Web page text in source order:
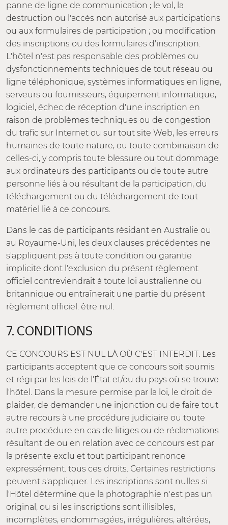
panne de ligne de communication ; le vol, la
destruction ou l'accès non autorisé aux participations
ou aux formulaires de participation ; ou modification
des inscriptions ou des formulaires d'inscription.
L'hôtel n'est pas responsable des problèmes ou
dysfonctionnements techniques de tout réseau ou
ligne téléphonique, systèmes informatiques en ligne,
serveurs ou fournisseurs, équipement informatique,
logiciel, échec de réception d'une inscription en
raison de problèmes techniques ou de congestion
du trafic sur Internet ou sur tout site Web, les erreurs
humaines de toute nature, ou toute combinaison de
celles-ci, y compris toute blessure ou tout dommage
aux ordinateurs des participants ou de toute autre
personne liés à ou résultant de la participation, du
téléchargement ou du téléchargement de tout
matériel lié à ce concours.
Dans le cas de participants résidant en Australie ou
au Royaume-Uni, les deux clauses précédentes ne
s'appliquent pas à toute condition ou garantie
implicite dont l'exclusion du présent règlement
officiel contreviendrait à toute loi australienne ou
britannique ou entraînerait une partie du présent
règlement officiel. être nul.
7. CONDITIONS
CE CONCOURS EST NUL LÀ OÙ C'EST INTERDIT. Les
participants acceptent que ce concours soit soumis
et régi par les lois de l'État et/ou du pays où se trouve
l'hôtel. Dans la mesure permise par la loi, le droit de
plaider, de demander une injonction ou de faire tout
autre recours à une procédure judiciaire ou toute
autre procédure en cas de litiges ou de réclamations
résultant de ou en relation avec ce concours est par
la présente exclu et tout participant renonce
expressément. tous ces droits. Certaines restrictions
peuvent s'appliquer. Les inscriptions sont nulles si
l'Hôtel détermine que la photographie n'est pas un
original, ou si les inscriptions sont illisibles,
incomplètes, endommagées, irrégulières, altérées,